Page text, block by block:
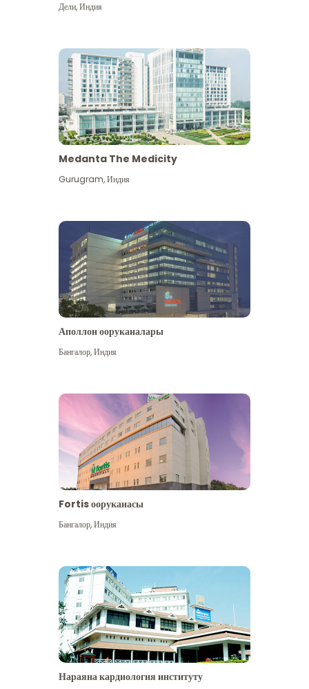
Дели,Индия
Medanta The Medicity
Gurugram,Индия
Аполлон ооруканалары
Бангалор,Индия
Fortis ооруканасы
Бангалор,Индия
Нараяна кардиология институту